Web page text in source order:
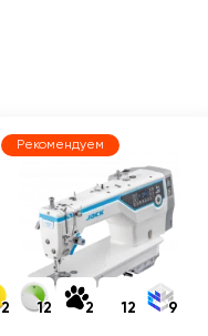
Рекомендуем
2 12 2 12 9